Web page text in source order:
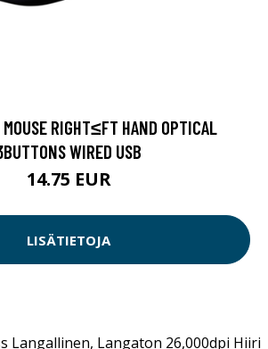
RIGHT≤FT HAND OPTICAL
WIRED USB
14.75 EUR
LISÄTIETOJA